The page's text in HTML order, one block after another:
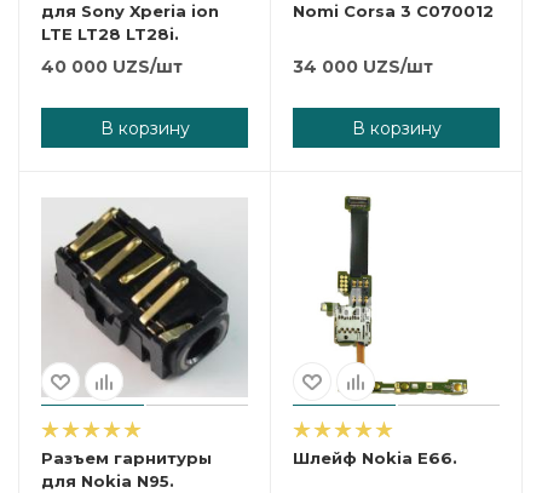
для Sony Xperia ion
LTE LT28 LT28i.
40 000 UZS/шт
В корзину
Nomi Corsa 3 C070012
34 000 UZS/шт
В корзину
Разъем гарнитуры
для Nokia N95.
Шлейф Nokia E66.